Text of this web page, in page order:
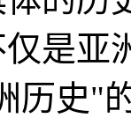
仅是亚
历史"